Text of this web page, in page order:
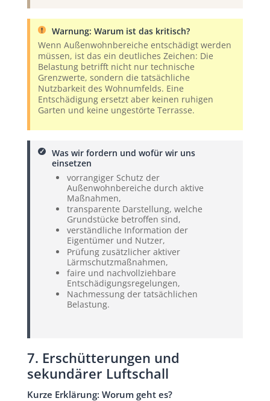
Warnung: Warum ist das kritisch?
Wenn Außenwohnbereiche entschädigt werden
müssen, ist das ein deutliches Zeichen: Die
Belastung betrifft nicht nur technische
Grenzwerte, sondern die tatsächliche
Nutzbarkeit des Wohnumfelds. Eine
Entschädigung ersetzt aber keinen ruhigen
Garten und keine ungestörte Terrasse.
Was wir fordern und wofür wir uns
einsetzen
vorrangiger Schutz der
Außenwohnbereiche durch aktive
Maßnahmen,
transparente Darstellung, welche
Grundstücke betroffen sind,
verständliche Information der
Eigentümer und Nutzer,
Prüfung zusätzlicher aktiver
Lärmschutzmaßnahmen,
faire und nachvollziehbare
Entschädigungsregelungen,
Nachmessung der tatsächlichen
Belastung.
7. Erschütterungen und
sekundärer Luftschall
Kurze Erklärung: Worum geht es?